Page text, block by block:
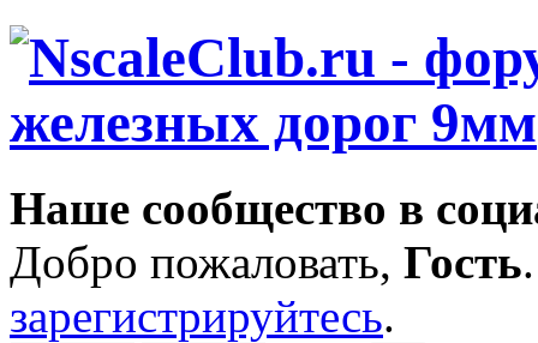
Наше сообщество в
Добро пожаловать, Гость
зарегистрируйтесь.